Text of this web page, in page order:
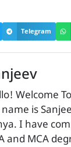
Telegram
Welcome
name is
I have
and MCA